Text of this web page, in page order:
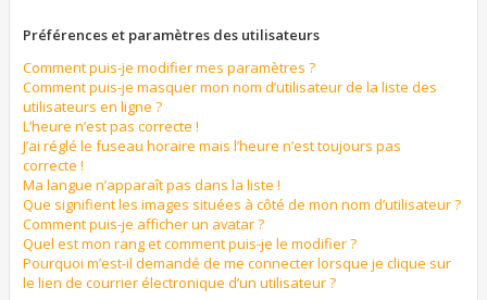
Préférences et paramètres des utilisateurs
Comment puis-je modifier mes paramètres ?
Comment puis-je masquer mon nom d’utilisateur de la liste des
utilisateurs en ligne ?
L’heure n’est pas correcte !
J’ai réglé le fuseau horaire mais l’heure n’est toujours pas
correcte !
Ma langue n’apparaît pas dans la liste !
Que signifient les images situées à côté de mon nom d’utilisateur ?
Comment puis-je afficher un avatar ?
Quel est mon rang et comment puis-je le modifier ?
Pourquoi m’est-il demandé de me connecter lorsque je clique sur
le lien de courrier électronique d’un utilisateur ?